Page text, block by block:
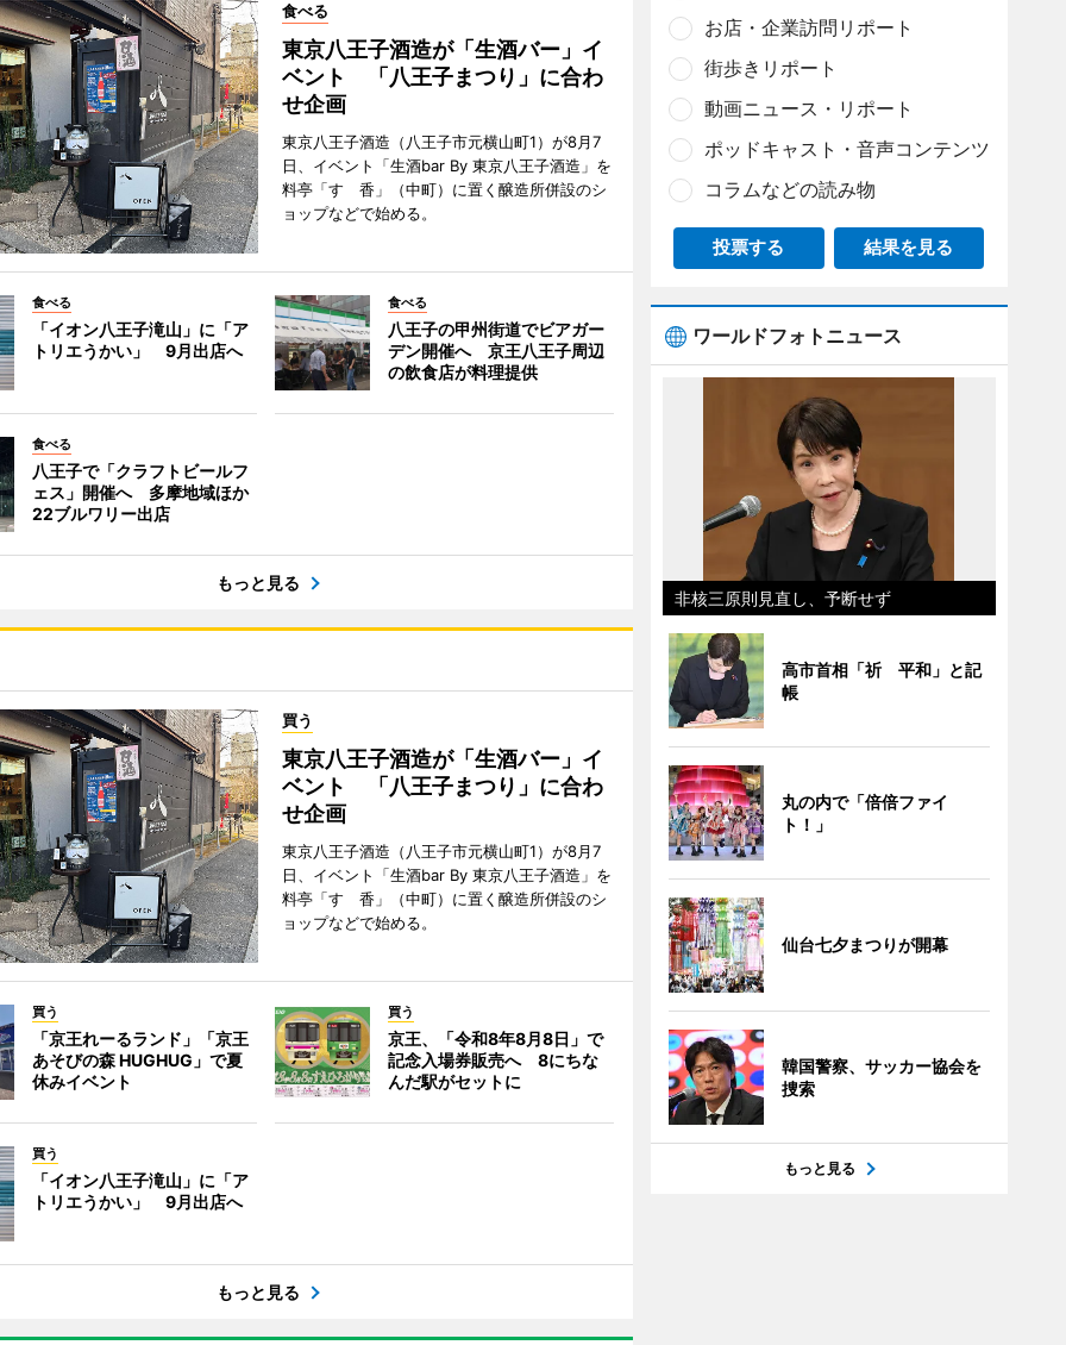
食べる
東京八王子酒造が「生酒バー」イ
ベント 「八王子まつり」に合わ
せ企画
東京八王子酒造（八王子市元横山町1）が8月7
日、イベント「生酒bar By 東京八王子酒造」を
料亭「すゞ香」（中町）に置く醸造所併設のシ
ョップなどで始める。
食べる
「イオン八王子滝山」に「ア
トリエうかい」 9月出店へ
食べる
八王子の甲州街道でビアガー
デン開催へ 京王八王子周辺
の飲食店が料理提供
食べる
八王子で「クラフトビールフ
ェス」開催へ 多摩地域ほか
22ブルワリー出店
もっと見る
買う
東京八王子酒造が「生酒バー」イ
ベント 「八王子まつり」に合わ
せ企画
東京八王子酒造（八王子市元横山町1）が8月7
日、イベント「生酒bar By 東京八王子酒造」を
料亭「すゞ香」（中町）に置く醸造所併設のシ
ョップなどで始める。
買う
「京王れーるランド」「京王
あそびの森 HUGHUG」で夏
休みイベント
買う
京王、「令和8年8月8日」で
記念入場券販売へ 8にちな
んだ駅がセットに
買う
「イオン八王子滝山」に「ア
トリエうかい」 9月出店へ
もっと見る
お店・企業訪問リポート
街歩きリポート
動画ニュース・リポート
ポッドキャスト・音声コンテンツ
コラムなどの読み物
投票する 結果を見る
ワールドフォトニュース
非核三原則見直し、予断せず
高市首相「祈 平和」と記
帳
丸の内で「倍倍ファイ
ト！」
仙台七夕まつりが開幕
韓国警察、サッカー協会を
捜索
もっと見る